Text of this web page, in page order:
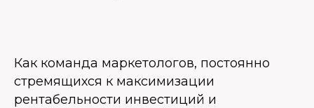
Как команда маркетологов, постоянно
стремящихся к максимизации
рентабельности инвестиций и